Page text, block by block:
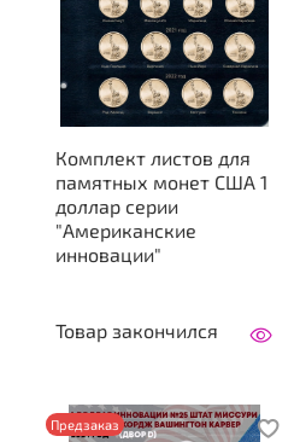
Комплект листов для
памятных монет США 1
доллар серии
"Американские
инновации"
Товар закончился
Предзаказ